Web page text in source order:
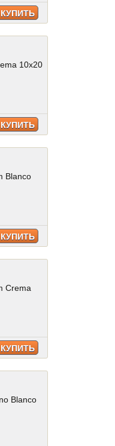
КУПИТЬ
10x20
КУПИТЬ
Blanco
КУПИТЬ
Crema
КУПИТЬ
Blanco